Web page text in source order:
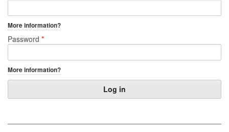
Les Cartes
More information?
Password *
More information?